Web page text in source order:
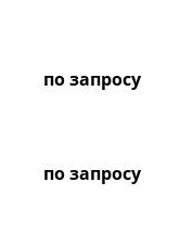
по запросу
по запросу